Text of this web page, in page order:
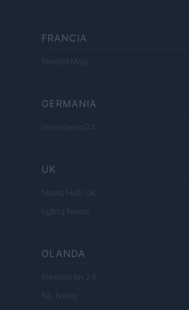
FRANCIA
InvestirMag
GERMANIA
Investieren24
UK
News Hub UK
Lgbtq News
OLANDA
Investeren 24
NL Newz